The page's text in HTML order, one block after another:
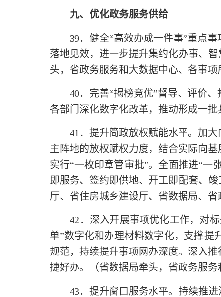
九、优化政务服务供给
39．健全“高效办成一件事”重点事
落地见效，进一步提升集约化办事、
头，省政务服务和大数据中心、各事
40．完善“揭榜竞优”督导、评价、
各部门深化数字化改革，推动形成一
41．提升简政放权赋能水平。加大
主阵地的放权赋权力度，结合实际向
实行“一枚印章管审批”。全面推进“一
即服务、签约即供地、开工即配套、
厅、省住房城乡建设厅、省数据局、
42．深入开展事项优化工作，对标
单”数字化和办理材料数字化，支撑提
规范，持续提升事项网办深度。深入
捷好办。（省数据局牵头，省政务服
43．提升窗口服务水平。持续推进